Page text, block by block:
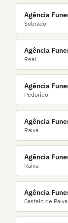
Agência
Sobrado
Agência
Real
Agência
Pedorido
Agência
Raiva
Agência
Raiva
Agência
Castelo de Paiva